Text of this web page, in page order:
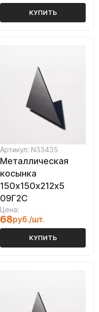
КУПИТЬ
Артикул: N33435
Металлическая
косынка
150х150х212х5
09Г2С
Цена:
68руб./шт.
КУПИТЬ